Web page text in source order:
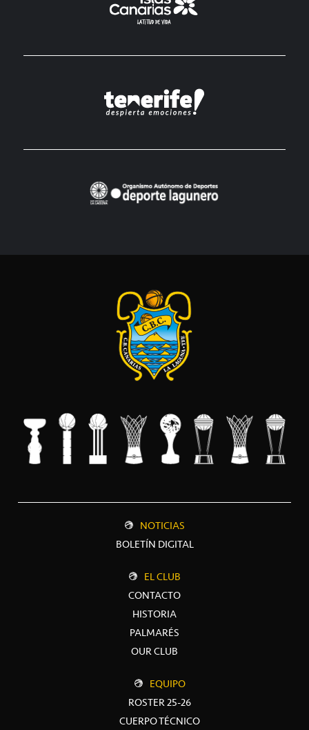
NOTICIAS
BOLETÍN DIGITAL
EL CLUB
CONTACTO
HISTORIA
PALMARÉS
OUR CLUB
EQUIPO
ROSTER 25-26
CUERPO TÉCNICO